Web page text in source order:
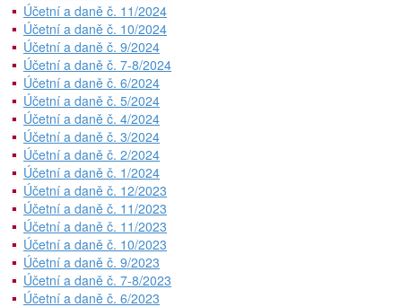
Účetní a daně č. 11/2024
Účetní a daně č. 10/2024
Účetní a daně č. 9/2024
Účetní a daně č. 7-8/2024
Účetní a daně č. 6/2024
Účetní a daně č. 5/2024
Účetní a daně č. 4/2024
Účetní a daně č. 3/2024
Účetní a daně č. 2/2024
Účetní a daně č. 1/2024
Účetní a daně č. 12/2023
Účetní a daně č. 11/2023
Účetní a daně č. 11/2023
Účetní a daně č. 10/2023
Účetní a daně č. 9/2023
Účetní a daně č. 7-8/2023
Účetní a daně č. 6/2023